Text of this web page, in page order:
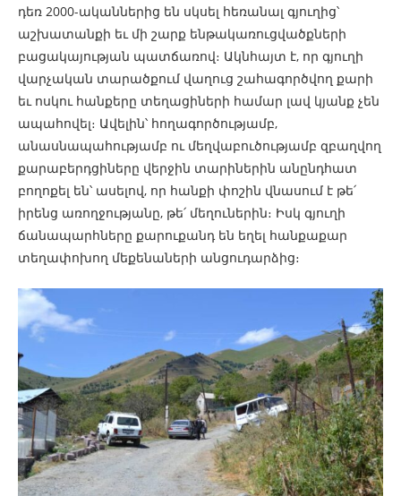
դեռ 2000-ականներից են սկսել հեռանալ գյուղից՝
աշխատանքի եւ մի շարք ենթակառուցվածքների
բացակայության պատճառով։ Ակնհայտ է, որ գյուղի
վարչական տարածքում վաղուց շահագործվող քարի
եւ ոսկու հանքերը տեղացիների համար լավ կյանք չեն
ապահովել։ Ավելին՝ հողագործությամբ,
անասնապահությամբ ու մեղվաբուծությամբ զբաղվող
քարաբերդցիները վերջին տարիներին անընդհատ
բողոքել են՝ ասելով, որ հանքի փոշին վնասում է թե՛
իրենց առողջությանը, թե՛ մեղուներին։ Իսկ գյուղի
ճանապարհները քարուքանդ են եղել հանքաքար
տեղափոխող մեքենաների անցուդարձից։